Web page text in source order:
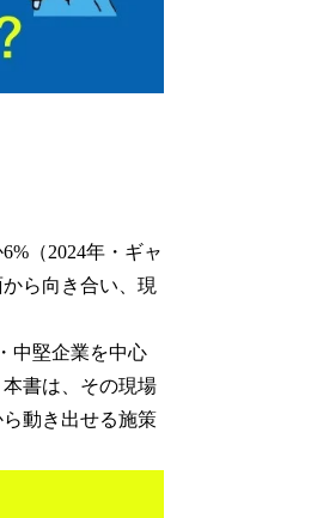
（2024年・ギャ
ら向き合い、現
中堅企業を中心
書は、その現場
動き出せる施策